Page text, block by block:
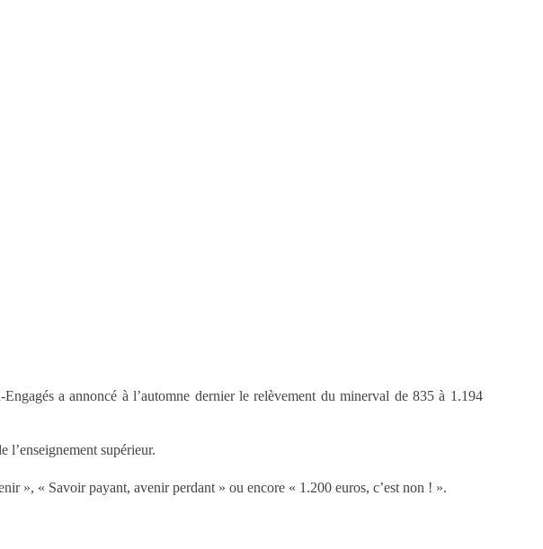
a annoncé à l’automne dernier le relèvement du minerval de 835 à 1.194
l’enseignement supérieur.
», « Savoir payant, avenir perdant » ou encore « 1.200 euros, c’est non ! ».